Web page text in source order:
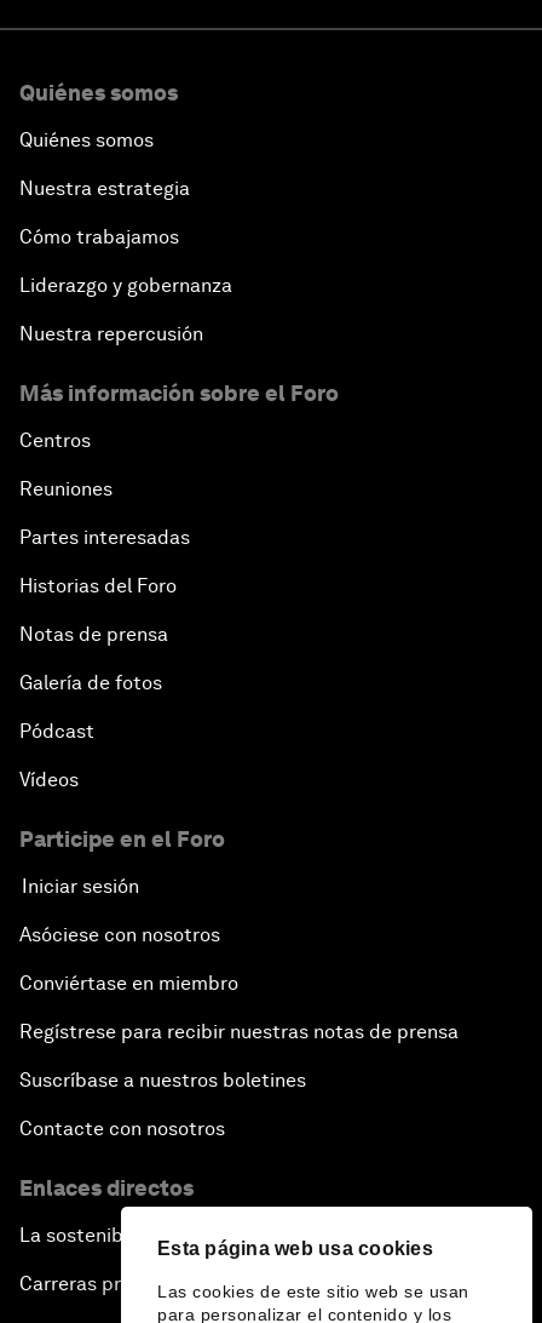
Esta página web usa cookies
Las cookies de este sitio web se usan
para personalizar el contenido y los
Quiénes somos
Quiénes somos
Nuestra estrategia
Cómo trabajamos
Liderazgo y gobernanza
Nuestra repercusión
Más información sobre el Foro
Centros
Reuniones
Partes interesadas
Historias del Foro
Notas de prensa
Galería de fotos
Pódcast
Vídeos
Participe en el Foro
Iniciar sesión
Asóciese con nosotros
Conviértase en miembro
Regístrese para recibir nuestras notas de prensa
Suscríbase a nuestros boletines
Contacte con nosotros
Enlaces directos
La sostenibilidad en el Foro
Carreras profesionales